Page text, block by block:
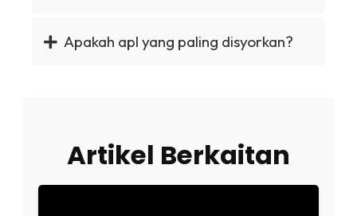
Apakah apl yang paling disyorkan?
Artikel Berkaitan